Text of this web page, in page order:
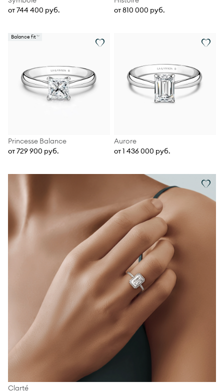
от 744 400 руб.
от 810 000 руб.
Balance fit
Princesse Balance
от 729 900 руб.
Aurore
от 1 436 000 руб.
Clarté